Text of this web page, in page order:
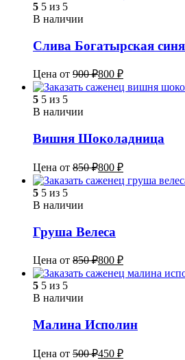
5 5 из 5
В наличии
Слива Богатырская
Цена от 900₽800 ₽
5 5 из 5
В наличии
Вишня Шоколадница
Цена от 850₽800 ₽
5 5 из 5
В наличии
Груша Велеса
Цена от 850₽800 ₽
5 5 из 5
В наличии
Малина Исполин
Цена от 500₽450 ₽